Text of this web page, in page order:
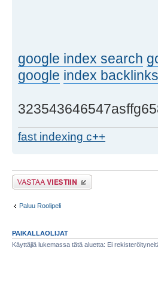
google index search
google index
fast indexing c++
Lähetä vastaus
Paluu Roolipeli
PAIKALLAOLIJAT
Käyttäjiä lukemassa tätä aluetta: Ei